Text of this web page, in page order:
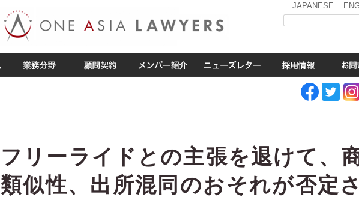
JAPANESE
フリーライドとの主張を退けて、
類似性、出所混同のおそれが否定